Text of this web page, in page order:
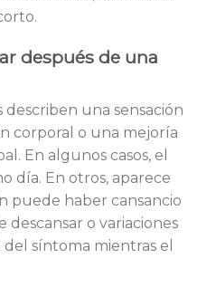
después de una
describen una sensación
corporal o una mejoría
En algunos casos, el
día. En otros, aparece
puede haber cansancio
descansar o variaciones
síntoma mientras el